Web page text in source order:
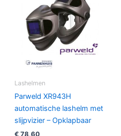
Lashelmen
Parweld XR943H
automatische lashelm met
slijpvizier – Opklapbaar
€ 78,60